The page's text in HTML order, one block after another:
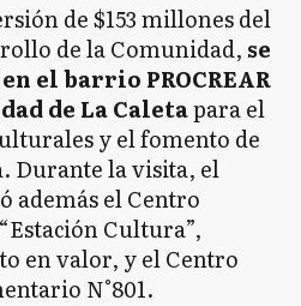
de $153 millones del
de la Comunidad, se
el barrio PROCREAR
de La Caletapara el
y el fomento de
Durante la visita, el
además el Centro
Cultura”,
en valor, y el Centro
N°801.